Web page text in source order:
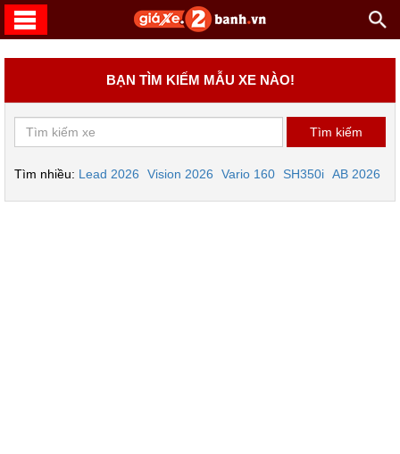
BẠN TÌM KIẾM MẪU XE NÀO!
Tìm nhiều: Lead 2026 Vision 2026 Vario 160 SH350i AB 2026